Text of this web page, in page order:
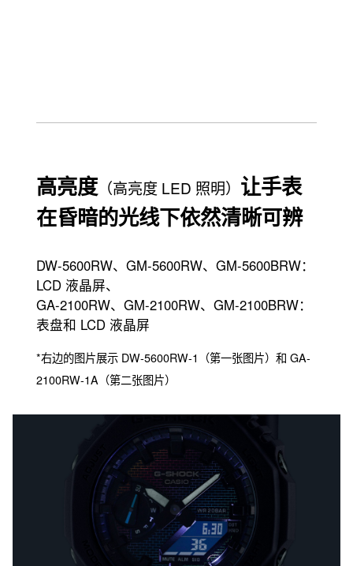
高亮度 （高亮度 LED 照明） 让手表
在昏暗的光线下依然清晰可辨
DW-5600RW、GM-5600RW、GM-5600BRW：
LCD 液晶屏、
GA-2100RW、GM-2100RW、GM-2100BRW：
表盘和 LCD 液晶屏
*右边的图片展示 DW-5600RW-1（第一张图片）和 GA-
2100RW-1A（第二张图片）